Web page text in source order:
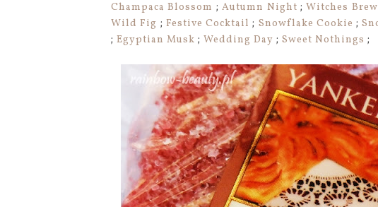
Champaca Blossom ;Autumn Night ;Witches Brew
Wild Fig ; Festive Cocktail ; Snowflake Cookie ;
; Egyptian Musk ; Wedding Day ; Sweet Nothings ;